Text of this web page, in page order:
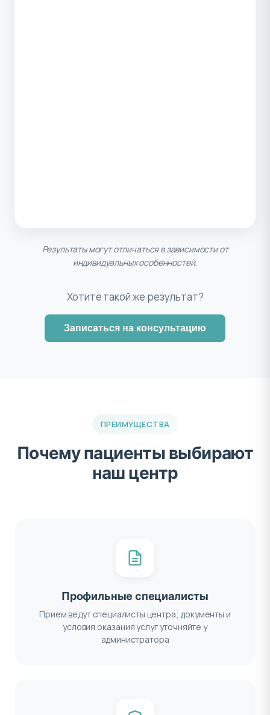
Результаты могут отличаться в зависимости от
индивидуальных особенностей.
Хотите такой же результат?
Записаться на консультацию
ПРЕИМУЩЕСТВА
Почему пациенты выбирают
наш центр
Профильные специалисты
Прием ведут специалисты центра; документы и
условия оказания услуг уточняйте у
администратора